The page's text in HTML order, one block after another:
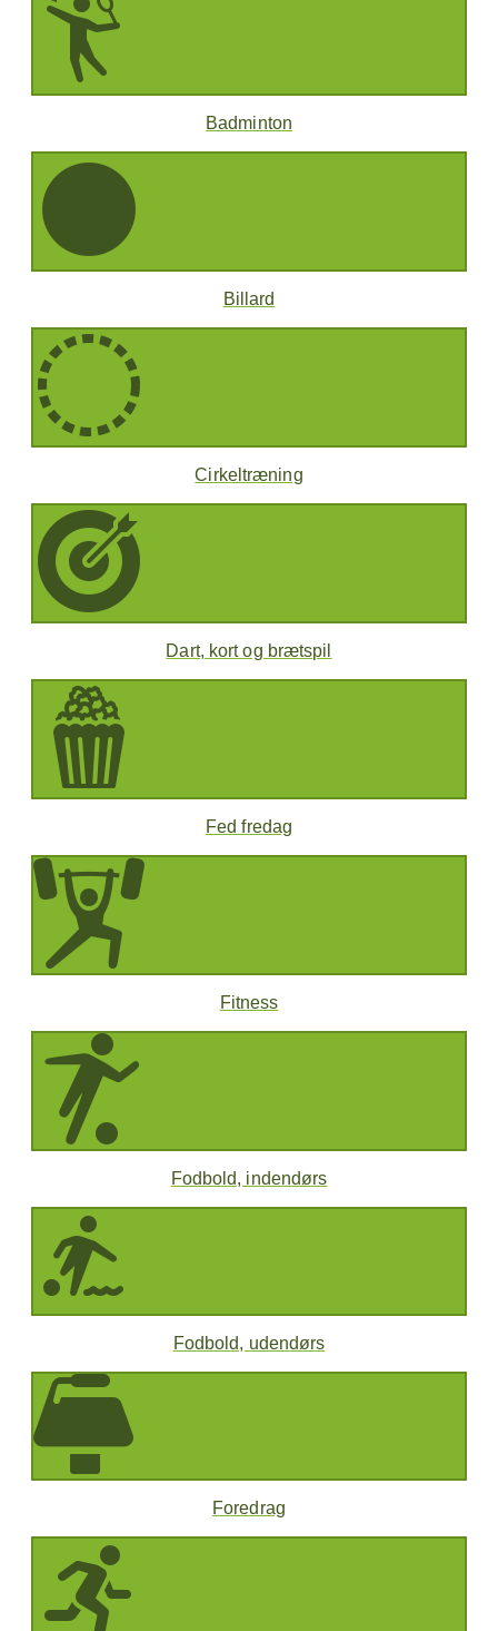
Badminton
Billard
Cirkeltræning
Dart, kort og brætspil
Fed fredag
Fitness
Fodbold, indendørs
Fodbold, udendørs
Foredrag